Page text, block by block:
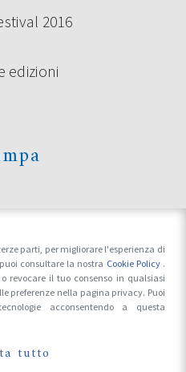
2016
edizioni
e Fotografi
Us On
parti, per migliorare l'esperienza di
consultare la nostra Cookie Policy .
revocare il tuo consenso in qualsiasi
preferenze nella pagina privacy. Puoi
acconsentendo a questa
tutto